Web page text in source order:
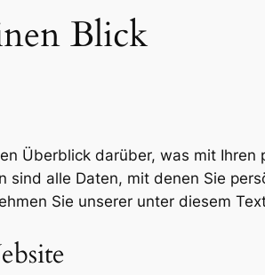
Blick
Überblick darüber, was mit
sind alle Daten, mit denen Sie
Sie unserer unter diesem